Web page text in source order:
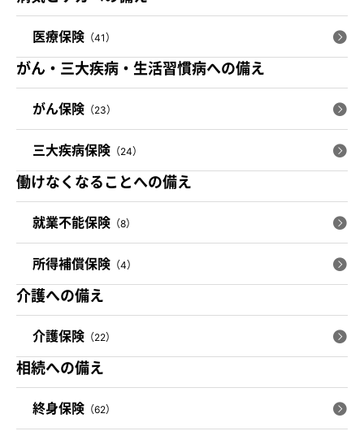
医療保険 （41）
がん・三大疾病・生活習慣病への備え
がん保険 （23）
三大疾病保険 （24）
働けなくなることへの備え
就業不能保険 （8）
所得補償保険 （4）
介護への備え
介護保険 （22）
相続への備え
終身保険 （62）